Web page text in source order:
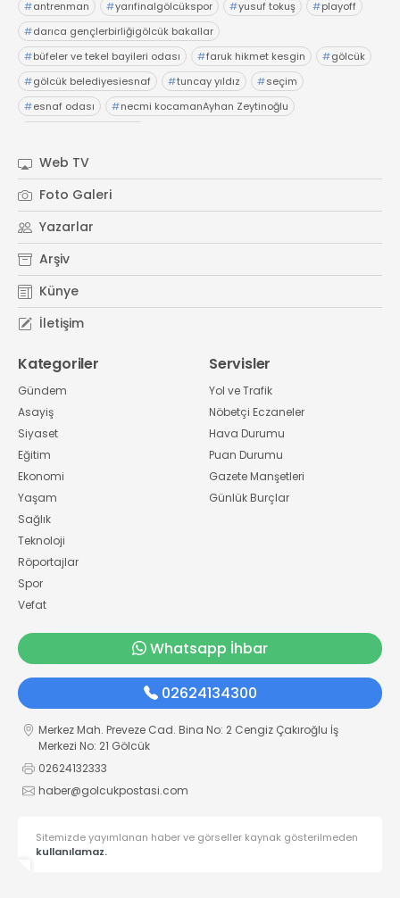
#antrenman #yarıfinalgölcükspor #yusuf tokuş #playoff
#darıca gençlerbirliğigölcük bakallar
#büfeler ve tekel bayileri odası #faruk hikmet kesgin #gölcük
#gölcük belediyesiesnaf #tuncay yıldız #seçim
#esnaf odası #necmi kocamanAyhan Zeytinoğlu
Web TV
Foto Galeri
Yazarlar
Arşiv
Künye
İletişim
Kategoriler
Gündem
Asayiş
Siyaset
Eğitim
Ekonomi
Yaşam
Sağlık
Teknoloji
Röportajlar
Spor
Vefat
Servisler
Yol ve Trafik
Nöbetçi Eczaneler
Hava Durumu
Puan Durumu
Gazete Manşetleri
Günlük Burçlar
Whatsapp İhbar
02624134300
Merkez Mah. Preveze Cad. Bina No: 2 Cengiz Çakıroğlu İş
Merkezi No: 21 Gölcük
02624132333
haber@golcukpostasi.com
Sitemizde yayımlanan haber ve görseller kaynak gösterilmeden
kullanılamaz.